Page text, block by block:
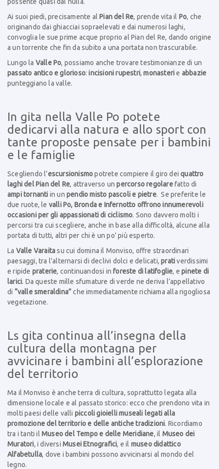
Ai suoi piedi, precisamente alPian del Re, prende vita il Po, che
originando dai ghiacciai sopraelevati e dai numerosi laghi,
convoglia le sue prime acque proprio al Pian del Re, dando origine
a un torrente che fin da subito a una portata non trascurabile.
Lungo la Valle Po, possiamo anche trovare testimonianze di un
passato antico e glorioso:incisioni rupestri,monasterie abbazie
punteggiano la valle.
In gita nella Valle Po potete
dedicarvi alla natura e allo sport con
tante proposte pensate per i bambini
e le famiglie
Scegliendo l’escursionismopotrete compiere il giro deiquattro
laghi del Pian del Re, attraverso unpercorso regolarefatto di
ampi tornanti in unpendio misto pascoli e pietre. Se preferite le
due ruote, le valli Po, Bronda e Infernotto offrono innumerevoli
occasioni per gli appassionati di ciclismo. Sono davvero molti i
percorsi tra cui scegliere, anche in base alla difficoltà, alcune alla
portata di tutti, altri per chi è un po’ più esperto.
La Valle Varaitasu cui domina il Monviso, offre straordinari
paesaggi, tra l’alternarsi di declivi dolci e delicati,prativerdissimi
e ripide praterie, continuandosi inforeste di latifoglie, epinete di
larici. Da queste mille sfumature di verde ne deriva l’appellativo
di “valle smeraldina”che immediatamente richiama alla rigogliosa
vegetazione.
Ls gita continua all’insegna della
cultura della montagna per
avvicinare i bambini all’esplorazione
del territorio
Ma il Monviso è anche terra di cultura, soprattutto legata alla
dimensione locale e al passato storico: ecco che prendono vita in
molti paesi delle valli piccoli gioielli museali legati alla
promozione del territorio e delle antiche tradizioni. Ricordiamo
tra i tanti il Museo del Tempo e delle Meridiane, il Museo dei
Muratori, i diversiMusei Etnografici, e il museo didattico
Alfabetulla, dove i bambini possono avvicinarsi al mondo del
legno.